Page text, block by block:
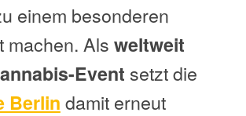
einem besonderen
machen. Als weltweit
Event setzt die
Berlin damit erneut